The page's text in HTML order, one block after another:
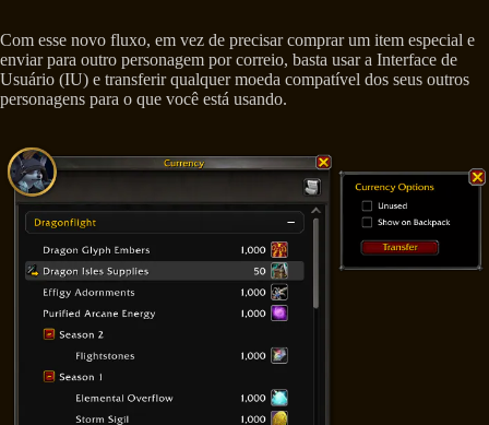
Com esse novo fluxo, em vez de precisar comprar um item especial e
enviar para outro personagem por correio, basta usar a Interface de
Usuário (IU) e transferir qualquer moeda compatível dos seus outros
personagens para o que você está usando.